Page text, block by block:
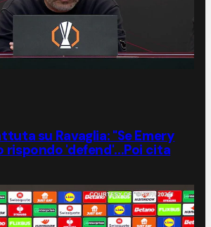
su Ravaglia: "Se Emery
rispondo 'defend'...Poi cita